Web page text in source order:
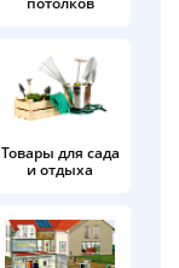
Товары для сада
и отдыха